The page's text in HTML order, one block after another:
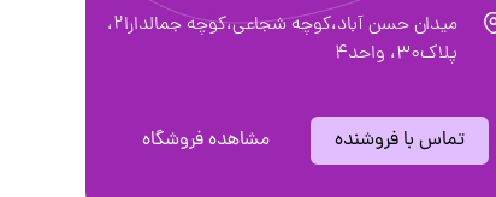
میدان حسن آباد،کوچه شجاعی،کوچه جمالدارا۲،
پلاک۳۰، واحد۴
تماس با فروشنده مشاهده فروشگاه